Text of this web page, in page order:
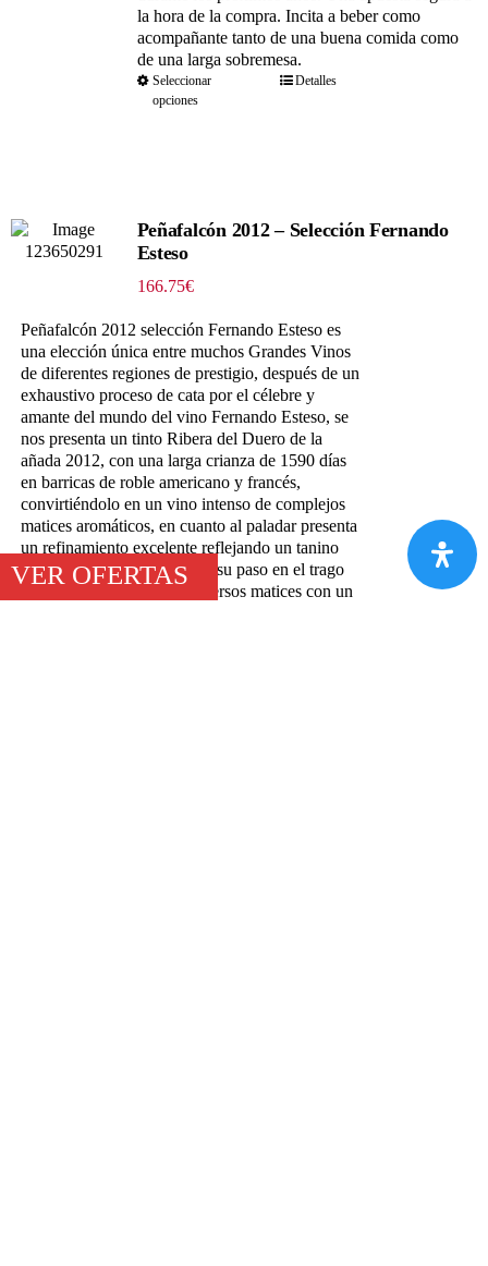
la hora de la compra. Incita a beber como
acompañante tanto de una buena comida como
de una larga sobremesa.
Seleccionar
opciones
Detalles
Peñafalcón 2012 – Selección Fernando
Esteso
166.75€
Peñafalcón 2012 selección Fernando Esteso es
una elección única entre muchos Grandes Vinos
de diferentes regiones de prestigio, después de un
exhaustivo proceso de cata por el célebre y
amante del mundo del vino Fernando Esteso, se
nos presenta un tinto Ribera del Duero de la
añada 2012, con una larga crianza de 1590 días
en barricas de roble americano y francés,
convirtiéndolo en un vino intenso de complejos
matices aromáticos, en cuanto al paladar presenta
un refinamiento excelente reflejando un tanino
sedoso y maduro que marca su paso en el trago
impregnando la boca de diversos matices con un
VER OFERTAS